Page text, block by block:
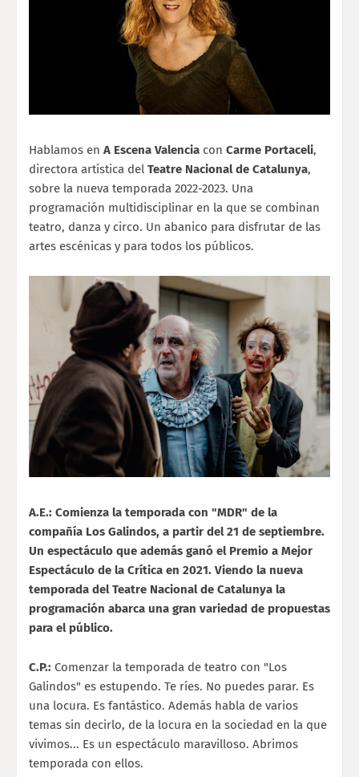
Hablamos en A Escena Valencia con Carme Portaceli,
directora artística del Teatre Nacional de Catalunya,
sobre la nueva temporada 2022-2023. Una
programación multidisciplinar en la que se combinan
teatro, danza y circo. Un abanico para disfrutar de las
artes escénicas y para todos los públicos.
A.E.: Comienza la temporada con "MDR" de la
compañía Los Galindos, a partir del 21 de septiembre.
Un espectáculo que además ganó el Premio a Mejor
Espectáculo de la Crítica en 2021. Viendo la nueva
temporada del Teatre Nacional de Catalunya la
programación abarca una gran variedad de propuestas
para el público.
C.P.: Comenzar la temporada de teatro con "Los
Galindos" es estupendo. Te ríes. No puedes parar. Es
una locura. Es fantástico. Además habla de varios
temas sin decirlo, de la locura en la sociedad en la que
vivimos... Es un espectáculo maravilloso. Abrimos
temporada con ellos.